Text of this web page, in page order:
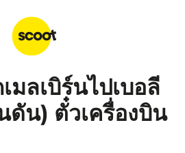
มลเบิร์นไปเบอลี
ดัน) ตั๋วเครื่องบิน